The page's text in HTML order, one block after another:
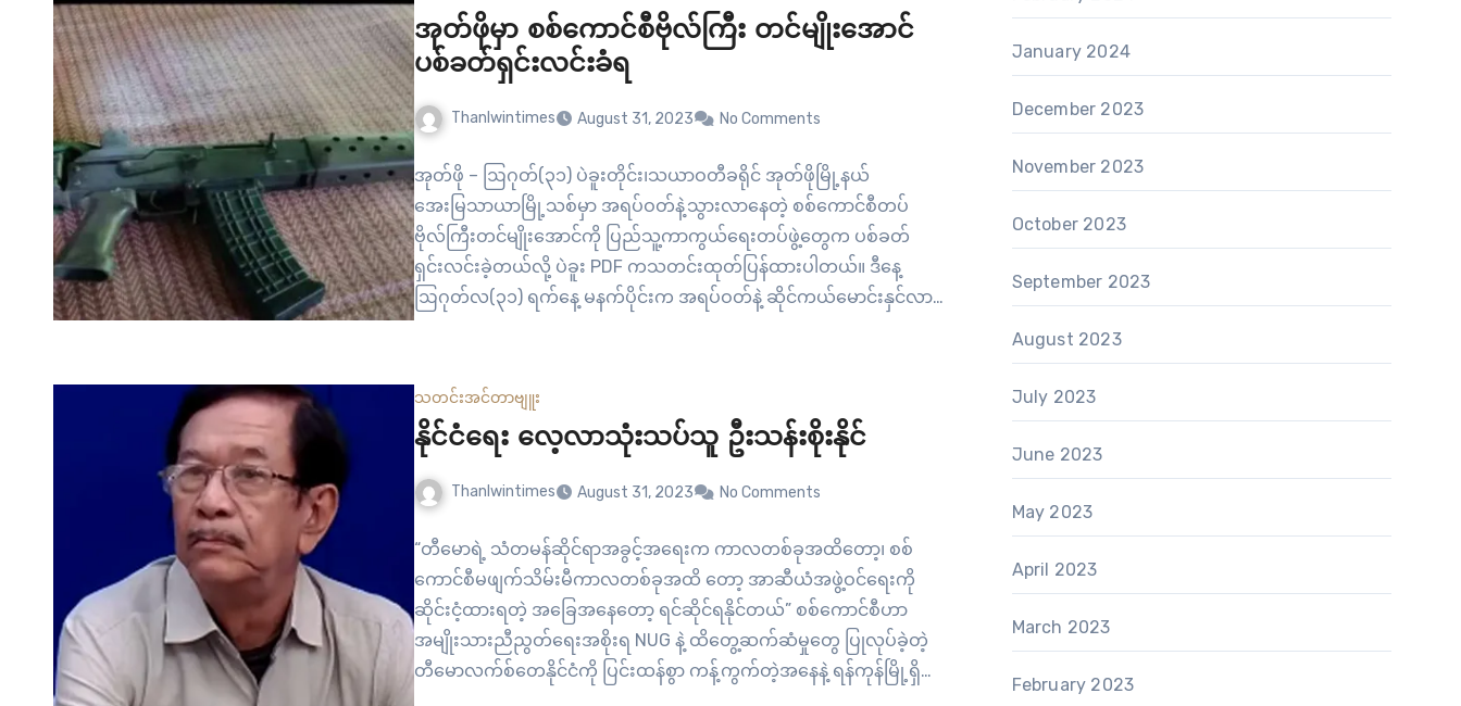
အုတ်ဖိုမှာ စစ်ကောင်စီဗိုလ်ကြီး တင်မျိုးအောင်
ပစ်ခတ်ရှင်းလင်းခံရ
Thanlwintimes August 31, 2023 No Comments
အုတ်ဖို – ဩဂုတ်(၃၁) ပဲခူးတိုင်း၊သယာဝတီခရိုင် အုတ်ဖိုမြို့နယ်
အေးမြသာယာမြို့သစ်မှာ အရပ်ဝတ်နဲ့သွားလာနေတဲ့ စစ်ကောင်စီတပ်
ဗိုလ်ကြီးတင်မျိုးအောင်ကို ပြည်သူ့ကာကွယ်ရေးတပ်ဖွဲ့တွေက ပစ်ခတ်
ရှင်းလင်းခဲ့တယ်လို့ ပဲခူး PDF ကသတင်းထုတ်ပြန်ထားပါတယ်။ ဒီနေ့
ဩဂုတ်လ(၃၁) ရက်နေ့ မနက်ပိုင်းက အရပ်ဝတ်နဲ့ ဆိုင်ကယ်မောင်းနှင်လာ
ပျောက်ကြားတပ်ဖွဲ့-အုတ်ဖို) ကပစ်ခတ်ရှင်းလင်းခဲ့တာပါ။ ပစ်ခတ်မှု
ကြောင့် စစ်ကောင်စီဗိုလ်ကြီး…
သတင်းအင်တာဗျူး
နိုင်ငံရေး လေ့လာသုံးသပ်သူ ဦးသန်းစိုးနိုင်
Thanlwintimes August 31, 2023 No Comments
“တီမောရဲ့ သံတမန်ဆိုင်ရာအခွင့်အရေးက ကာလတစ်ခုအထိတော့၊ စစ်
ကောင်စီမဖျက်သိမ်းမီကာလတစ်ခုအထိ တော့ အာဆီယံအဖွဲ့ဝင်ရေးကို
ဆိုင်းငံ့ထားရတဲ့ အခြေအနေတော့ ရင်ဆိုင်ရနိုင်တယ်” စစ်ကောင်စီဟာ
အမျိုးသားညီညွတ်ရေးအစိုးရ NUG နဲ့ ထိတွေ့ဆက်ဆံမှုတွေ ပြုလုပ်ခဲ့တဲ့
တီမောလက်စ်တေနိုင်ငံကို ပြင်းထန်စွာ ကန့်ကွက်တဲ့အနေနဲ့ ရန်ကုန်မြို့ရှိ
January 2024
December 2023
November 2023
October 2023
September 2023
August 2023
July 2023
June 2023
May 2023
April 2023
March 2023
February 2023